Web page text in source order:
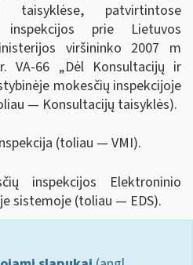
taisyklėse, patvirtintose
inspekcijos prie Lietuvos
viršininko 2007 m
VA-66 „Dėl Konsultacijų ir
mokesčių inspekcijoje
— Konsultacijų taisyklės).
(toliau — VMI).
inspekcijos Elektroninio
sistemoje (toliau — EDS).